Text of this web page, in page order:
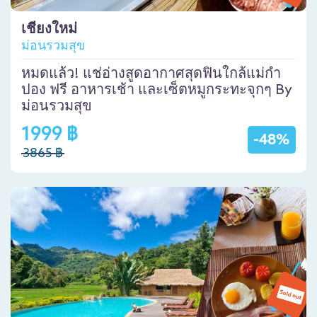
เชียงใหม่
ม่อนรวมสุข
หมดแล้ว! แช่อ่างสูดอากาศสุดฟินใกล้แม่กำ
ปอง ฟรี อาหารเช้า และเซ็ตหมูกระทะจุกๆ By
ม่อนรวมสุข
-48%
1999 ฿
3865 ฿